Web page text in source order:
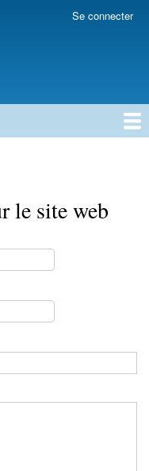
Se connecter
le site web